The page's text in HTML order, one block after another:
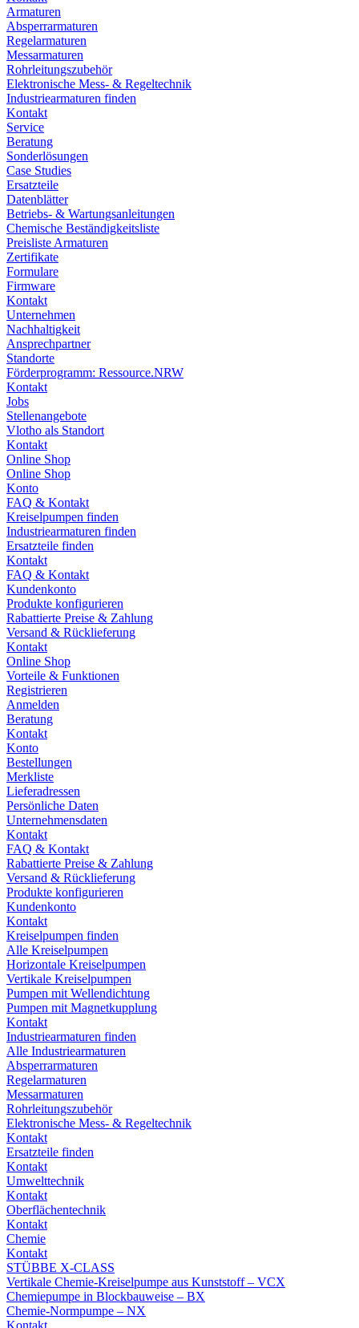
Armaturen
Absperrarmaturen
Regelarmaturen
Messarmaturen
Rohrleitungszubehör
Elektronische Mess- & Regeltechnik
Industriearmaturen finden
Kontakt
Service
Beratung
Sonderlösungen
Case Studies
Ersatzteile
Datenblätter
Betriebs- & Wartungsanleitungen
Chemische Beständigkeitsliste
Preisliste Armaturen
Zertifikate
Formulare
Firmware
Kontakt
Unternehmen
Nachhaltigkeit
Ansprechpartner
Standorte
Förderprogramm: Ressource.NRW
Kontakt
Jobs
Stellenangebote
Vlotho als Standort
Kontakt
Online Shop
Online Shop
Konto
FAQ & Kontakt
Kreiselpumpen finden
Industriearmaturen finden
Ersatzteile finden
Kontakt
FAQ & Kontakt
Kundenkonto
Produkte konfigurieren
Rabattierte Preise & Zahlung
Versand & Rücklieferung
Kontakt
Online Shop
Vorteile & Funktionen
Registrieren
Anmelden
Beratung
Kontakt
Konto
Bestellungen
Merkliste
Lieferadressen
Persönliche Daten
Unternehmensdaten
Kontakt
FAQ & Kontakt
Rabattierte Preise & Zahlung
Versand & Rücklieferung
Produkte konfigurieren
Kundenkonto
Kontakt
Kreiselpumpen finden
Alle Kreiselpumpen
Horizontale Kreiselpumpen
Vertikale Kreiselpumpen
Pumpen mit Wellendichtung
Pumpen mit Magnetkupplung
Kontakt
Industriearmaturen finden
Alle Industriearmaturen
Absperrarmaturen
Regelarmaturen
Messarmaturen
Rohrleitungszubehör
Elektronische Mess- & Regeltechnik
Kontakt
Ersatzteile finden
Kontakt
Umwelttechnik
Kontakt
Oberflächentechnik
Kontakt
Chemie
Kontakt
STÜBBE X-CLASS
Vertikale Chemie-Kreiselpumpe aus Kunststoff – VCX
Chemiepumpe in Blockbauweise – BX
Chemie-Normpumpe – NX